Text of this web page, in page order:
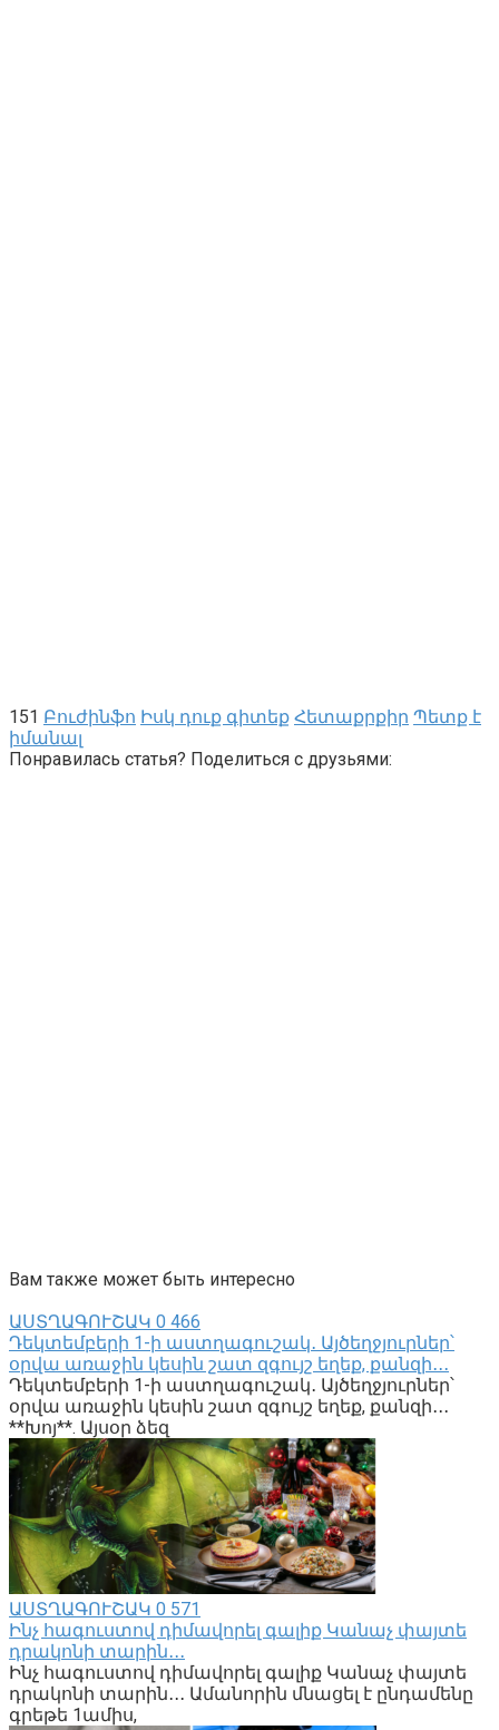
151 Բուժինֆո Իսկ դուք գիտեք Հետաքրքիր Պետք է
իմանալ
Понравилась статья? Поделиться с друзьями:
Вам также может быть интересно
ԱՍՏՂԱԳՈՒՇԱԿ 0 466
Դեկտեմբերի 1-ի աստղագուշակ․ Այծեղջյուրներ՝
օրվա առաջին կեսին շատ զգույշ եղեք, քանզի․․․
Դեկտեմբերի 1-ի աստղագուշակ․ Այծեղջյուրներ՝
օրվա առաջին կեսին շատ զգույշ եղեք, քանզի․․․
**Խոյ**. Այսօր ձեզ
ԱՍՏՂԱԳՈՒՇԱԿ 0 571
Ինչ հագուստով դիմավորել գալիք Կանաչ փայտե
դրակոնի տարին․․․
Ինչ հագուստով դիմավորել գալիք Կանաչ փայտե
դրակոնի տարին․․․ Ամանորին մնացել է ընդամենը
գրեթե 1ամիս,